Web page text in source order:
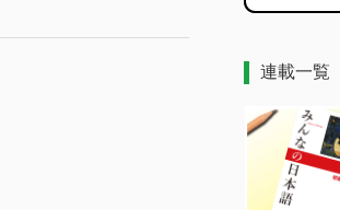
連載一覧